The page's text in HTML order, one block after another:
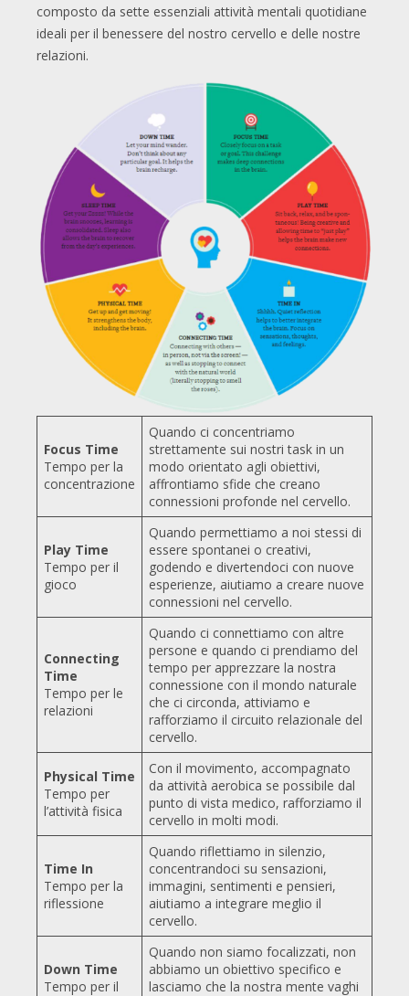
composto da sette essenziali attività mentali quotidiane
ideali per il benessere del nostro cervello e delle nostre
relazioni.
Focus Time
Tempo per la
concentrazione
Quando ci concentriamo
strettamente sui nostri task in un
modo orientato agli obiettivi,
affrontiamo sfide che creano
connessioni profonde nel cervello.
Play Time
Tempo per il
gioco
Quando permettiamo a noi stessi di
essere spontanei o creativi,
godendo e divertendoci con nuove
esperienze, aiutiamo a creare nuove
connessioni nel cervello.
Connecting
Time
Tempo per le
relazioni
Quando ci connettiamo con altre
persone e quando ci prendiamo del
tempo per apprezzare la nostra
connessione con il mondo naturale
che ci circonda, attiviamo e
rafforziamo il circuito relazionale del
cervello.
Physical Time
Tempo per
l’attività fisica
Con il movimento, accompagnato
da attività aerobica se possibile dal
punto di vista medico, rafforziamo il
cervello in molti modi.
Time In
Tempo per la
riflessione
Quando riflettiamo in silenzio,
concentrandoci su sensazioni,
immagini, sentimenti e pensieri,
aiutiamo a integrare meglio il
cervello.
Down Time
Tempo per il
Quando non siamo focalizzati, non
abbiamo un obiettivo specifico e
lasciamo che la nostra mente vaghi